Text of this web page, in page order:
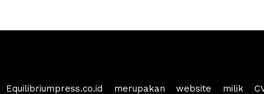
Equilibriumpress.co.id merupakan website milik